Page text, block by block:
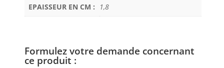
EPAISSEUR EN CM :
1,8
Formulez votre demande concernant
ce produit :